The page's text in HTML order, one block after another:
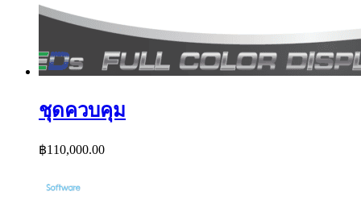
ชุดควบคุม
฿110,000.00